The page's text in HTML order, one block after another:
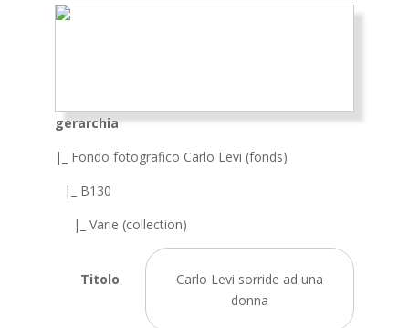
gerarchia
|_ Fondo fotografico Carlo Levi (fonds)
|_ B130
|_ Varie (collection)
Titolo
Carlo Levi sorride ad una
donna